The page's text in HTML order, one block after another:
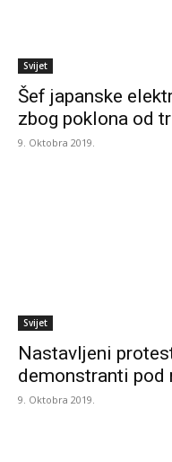
Svijet
Šef japanske
zbog poklona od
9. Oktobra 2019.
Svijet
Nastavljeni
demonstranti pod
9. Oktobra 2019.